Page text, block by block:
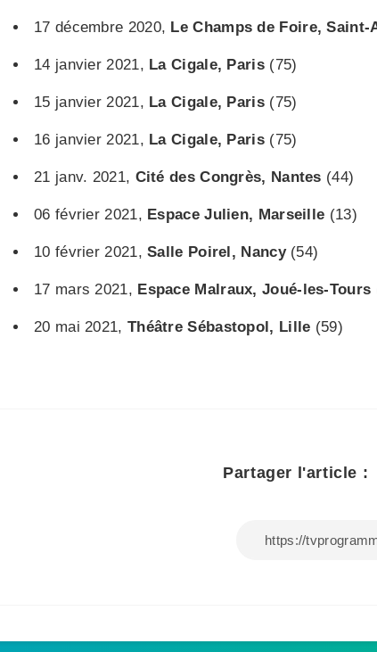
17 décembre 2020, Le Champs de Foire, Saint-
14 janvier 2021, La Cigale, Paris(75)
15 janvier 2021, La Cigale, Paris(75)
16 janvier 2021, La Cigale, Paris(75)
21 janv. 2021, Cité des Congrès, Nantes (44)
06 février 2021, Espace Julien, Marseille (13)
10 février 2021,Salle Poirel, Nancy(54)
17 mars 2021, Espace Malraux, Joué-les-Tours
20 mai 2021, Théâtre Sébastopol, Lille (59)
Partager l'article :